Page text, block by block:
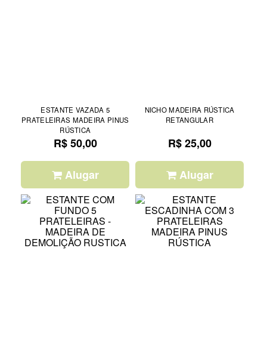
ESTANTE VAZADA 5
PRATELEIRAS MADEIRA PINUS
RÚSTICA
R$ 50,00
Alugar
NICHO MADEIRA RÚSTICA
RETANGULAR
R$ 25,00
Alugar